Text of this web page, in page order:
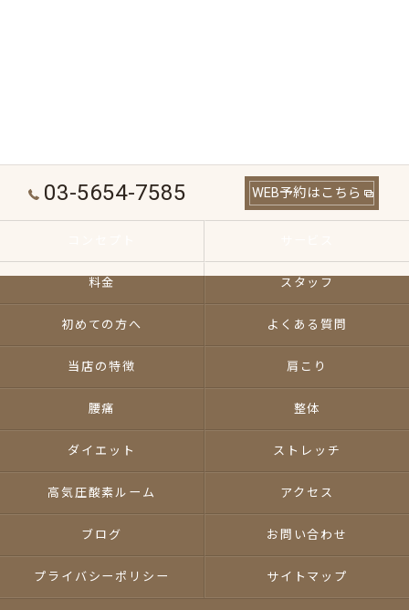
03-5654-7585 WEB予約はこちら
料金 スタッフ
初めての方へ よくある質問
当店の特徴 肩こり
腰痛 整体
ダイエット ストレッチ
高気圧酸素ルーム アクセス
ブログ お問い合わせ
プライバシーポリシー サイトマップ